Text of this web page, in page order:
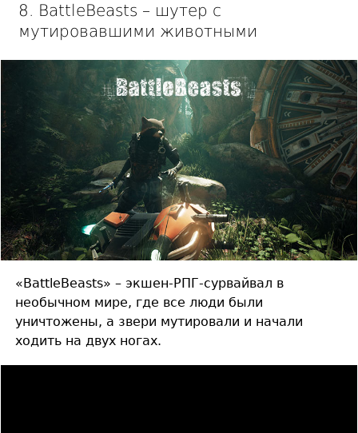
8. BattleBeasts – шутер с
мутировавшими животными
«BattleBeasts» – экшен-РПГ-сурвайвал в
необычном мире, где все люди были
уничтожены, а звери мутировали и начали
ходить на двух ногах.